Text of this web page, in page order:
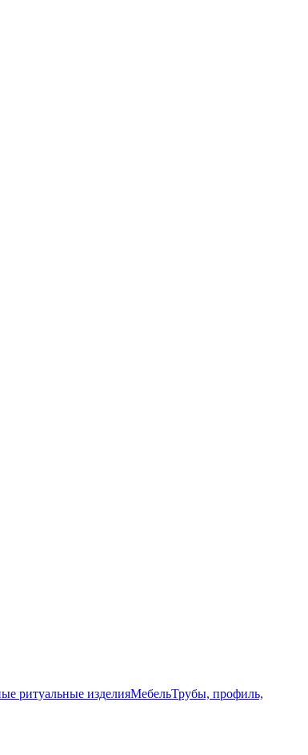
ритуальные изделияМебельТрубы, профиль,